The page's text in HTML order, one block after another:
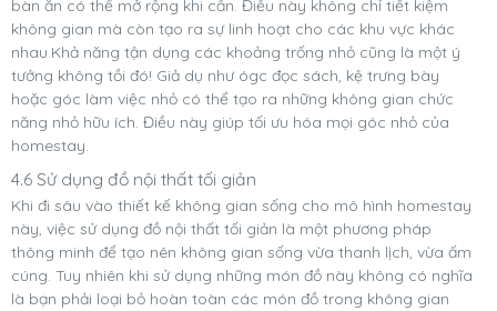
bàn ăn có thể mở rộng khi cần. Điều này không chỉ tiết kiệm
không gian mà còn tạo ra sự linh hoạt cho các khu vực khác
nhau.Khả năng tận dụng các khoảng trống nhỏ cũng là một ý
tưởng không tồi đó! Giả dụ như ógc đọc sách, kệ trưng bày
hoặc góc làm việc nhỏ có thể tạo ra những không gian chức
năng nhỏ hữu ích. Điều này giúp tối ưu hóa mọi góc nhỏ của
homestay.
4.6 Sử dụng đồ nội thất tối giản
Khi đi sâu vào thiết kế không gian sống cho mô hình homestay
này, việc sử dụng đồ nội thất tối giản là một phương pháp
thông minh để tạo nên không gian sống vừa thanh lịch, vừa ấm
cúng. Tuy nhiên khi sử dụng những món đồ này không có nghĩa
là bạn phải loại bỏ hoàn toàn các món đồ trong không gian